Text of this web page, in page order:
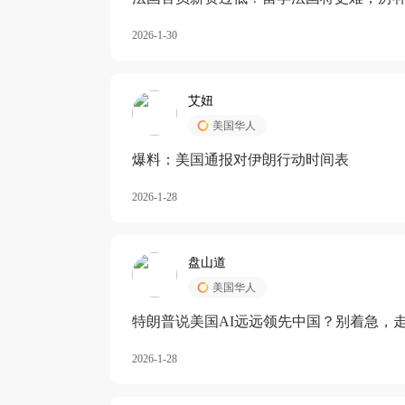
2026-1-30
艾妞
美国华人
爆料：美国通报对伊朗行动时间表
2026-1-28
盘山道
美国华人
特朗普说美国AI远远领先中国？别着急，
2026-1-28